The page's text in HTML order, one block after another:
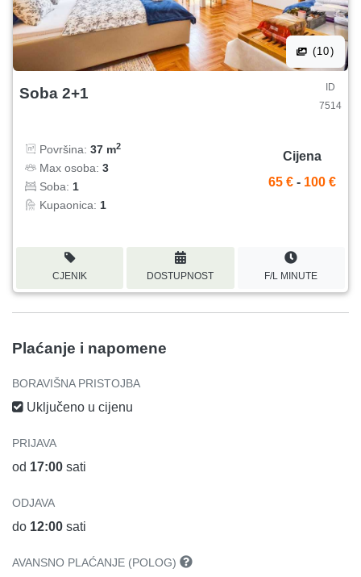
(10)
Soba 2+1
ID
7514
Površina: 37 m2
Max osoba: 3
Soba: 1
Kupaonica: 1
Cijena
65 € - 100 €
CJENIK DOSTUPNOST F/L MINUTE
Plaćanje i napomene
BORAVIŠNA PRISTOJBA
Uključeno u cijenu
PRIJAVA
od 17:00 sati
ODJAVA
do 12:00 sati
AVANSNO PLAĆANJE (POLOG)